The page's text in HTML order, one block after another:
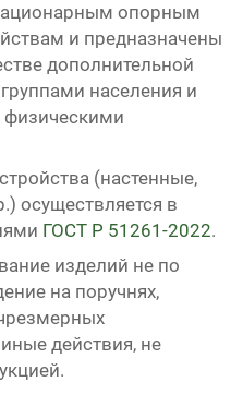
опорным
и предназначены
дополнительной
населения и
(настенные,
осуществляется в
ГОСТ Р 51261-2022.
изделий не по
на поручнях,
действия, не